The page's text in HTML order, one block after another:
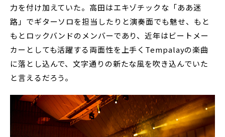
力を付け加えていた。高田はエキゾチックな「ああ迷
路」でギターソロを担当したりと演奏面でも魅せ、もと
もとロックバンドのメンバーであり、近年はビートメー
カーとしても活躍する両面性を上手くTempalayの楽曲
に落とし込んで、文字通りの新たな風を吹き込んでいた
と言えるだろう。